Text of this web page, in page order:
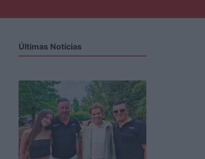
Últimas Notícias